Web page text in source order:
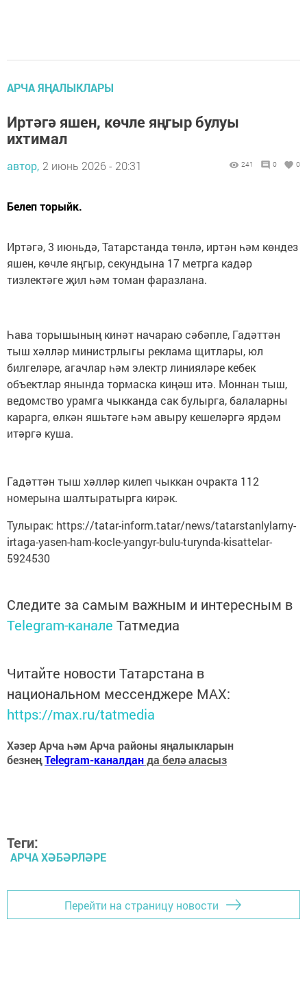
АРЧА ЯҢАЛЫКЛАРЫ
Иртәгә яшен, көчле яңгыр булуы
ихтимал
автор, 2 июнь 2026 - 20:31 241 0 0
Белеп торыйк.
Иртәгә, 3 июньдә, Татарстанда төнлә, иртән һәм көндез
яшен, көчле яңгыр, секундына 17 метрга кадәр
тизлектәге җил һәм томан фаразлана.
Һава торышының кинәт начараю сәбәпле, Гадәттән
тыш хәлләр министрлыгы реклама щитлары, юл
билгеләре, агачлар һәм электр линияләре кебек
объектлар янында тормаска киңәш итә. Моннан тыш,
ведомство урамга чыкканда сак булырга, балаларны
карарга, өлкән яшьтәге һәм авыру кешеләргә ярдәм
итәргә куша.
Гадәттән тыш хәлләр килеп чыккан очракта 112
номерына шалтыратырга кирәк.
Тулырак: https://tatar-inform.tatar/news/tatarstanlylarny-
irtaga-yasen-ham-kocle-yangyr-bulu-turynda-kisattelar-
5924530
Следите за самым важным и интересным в
Telegram-канале Татмедиа
Читайте новости Татарстана в
национальном мессенджере MАХ:
https://max.ru/tatmedia
Хәзер Арча һәм Арча районы яңалыкларын
безнеңTelegram-каналданда белә аласыз
Теги:
АРЧА ХӘБӘРЛӘРЕ
Перейти на страницу новости